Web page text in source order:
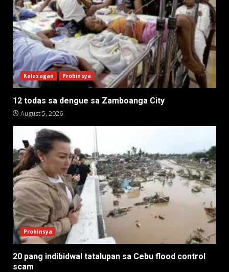
Kalusugan Probinsya
12 todas sa dengue sa Zamboanga City
August 5, 2026
Probinsya
20 pang indibidwal tatalupan sa Cebu flood control
scam